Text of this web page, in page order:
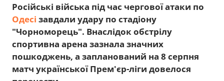
Російські війська під час чергової атаки по
Одесі завдали удару по стадіону
"Чорноморець". Внаслідок обстрілу
спортивна арена зазнала значних
пошкоджень, а запланований на 8 серпня
матч української Прем'єр-ліги довелося